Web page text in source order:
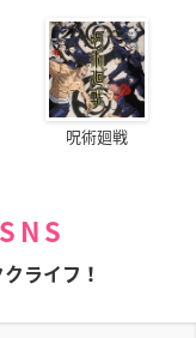
呪術廻戦
ライフ！